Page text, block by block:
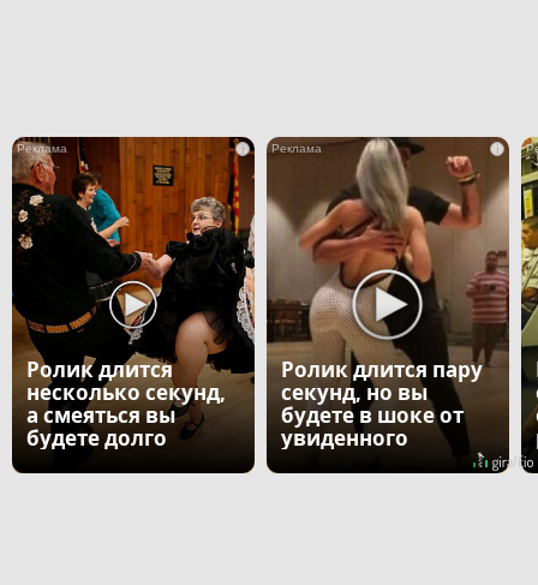
i
Ролик длится
несколько секунд,
а смеяться вы
будете долго
i
Ролик длится пару
секунд, но вы
будете в шоке от
увиденного